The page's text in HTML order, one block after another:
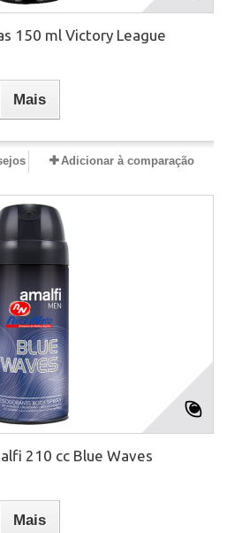
150 ml Victory League
Mais
Adicionar à comparação
210 cc Blue Waves
Mais